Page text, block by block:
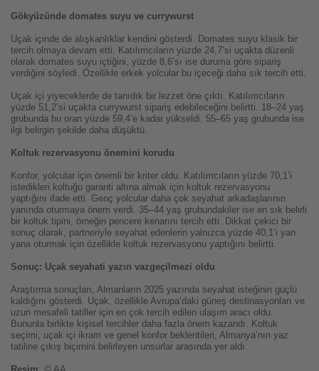
Gökyüzünde domates suyu ve currywurst
Uçak içinde de alışkanlıklar kendini gösterdi. Domates suyu klasik bir
tercih olmaya devam etti. Katılımcıların yüzde 24,7’si uçakta düzenli
olarak domates suyu içtiğini, yüzde 8,6’sı ise duruma göre sipariş
verdiğini söyledi. Özellikle erkek yolcular bu içeceği daha sık tercih etti.
Uçak içi yiyeceklerde de tanıdık bir lezzet öne çıktı. Katılımcıların
yüzde 51,2’si uçakta currywurst sipariş edebileceğini belirtti. 18–24 yaş
grubunda bu oran yüzde 59,4’e kadar yükseldi. 55–65 yaş grubunda ise
ilgi belirgin şekilde daha düşüktü.
Koltuk rezervasyonu önemini korudu
Konfor, yolcular için önemli bir kriter oldu. Katılımcıların yüzde 70,1’i
istedikleri koltuğu garanti altına almak için koltuk rezervasyonu
yaptığını ifade etti. Genç yolcular daha çok seyahat arkadaşlarının
yanında oturmaya önem verdi. 35–44 yaş grubundakiler ise en sık belirli
bir koltuk tipini, örneğin pencere kenarını tercih etti. Dikkat çekici bir
sonuç olarak, partneriyle seyahat edenlerin yalnızca yüzde 40,1’i yan
yana oturmak için özellikle koltuk rezervasyonu yaptığını belirtti.
Sonuç: Uçak seyahati yazın vazgeçilmezi oldu
Araştırma sonuçları, Almanların 2025 yazında seyahat isteğinin güçlü
kaldığını gösterdi. Uçak, özellikle Avrupa’daki güneş destinasyonları ve
uzun mesafeli tatiller için en çok tercih edilen ulaşım aracı oldu.
Bununla birlikte kişisel tercihler daha fazla önem kazandı. Koltuk
seçimi, uçak içi ikram ve genel konfor beklentileri, Almanya’nın yaz
tatiline çıkış biçimini belirleyen unsurlar arasında yer aldı.